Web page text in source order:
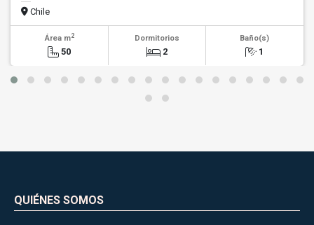
Chile
Área m2
50
Dormitorios
2
Baño(s)
1
QUIÉNES SOMOS